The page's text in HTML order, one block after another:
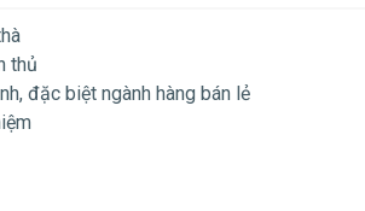
thủ
đặc biệt ngành hàng bán lẻ